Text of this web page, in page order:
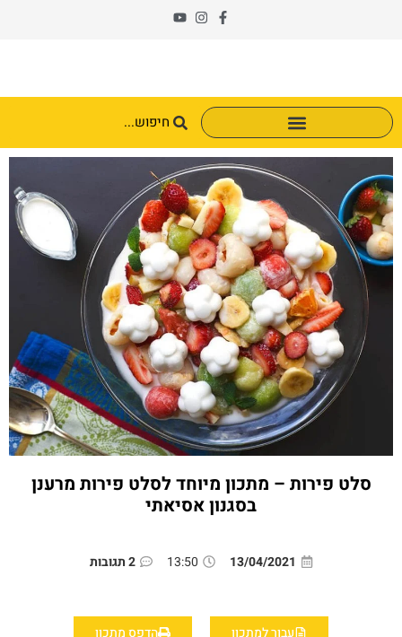
סלט פירות – מתכון מיוחד לסלט פירות מרענן
בסגנון אסיאתי
13/04/2021
13:50 2 תגובות
עבור למתכון הדפס מתכון